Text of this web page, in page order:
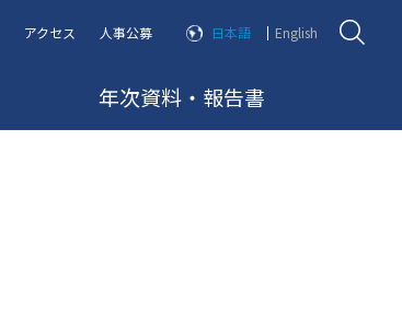
アクセス 人事公募 日本語 English
年次資料・報告書